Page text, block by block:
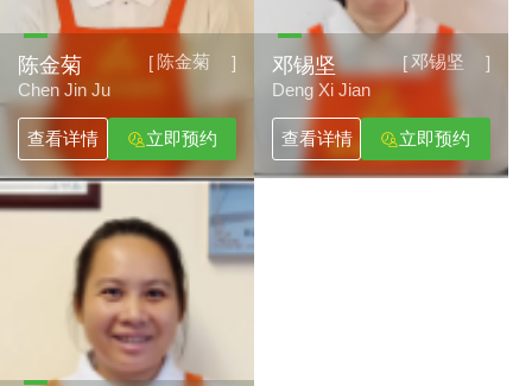
[ 陈金菊 ]
陈金菊
Chen Jin Ju
查看详情 立即预约
[ 邓锡坚 ]
邓锡坚
Deng Xi Jian
查看详情 立即预约